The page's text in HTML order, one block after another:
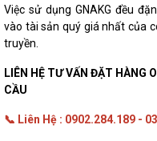
Việc sử dụng GNAKG đều
vào tài sản quý giá nhất của
truyền.
LIÊN HỆ TƯ VẤN ĐẶT HÀNG
CẦU
📞 Liên Hệ : 0902.284.189 -